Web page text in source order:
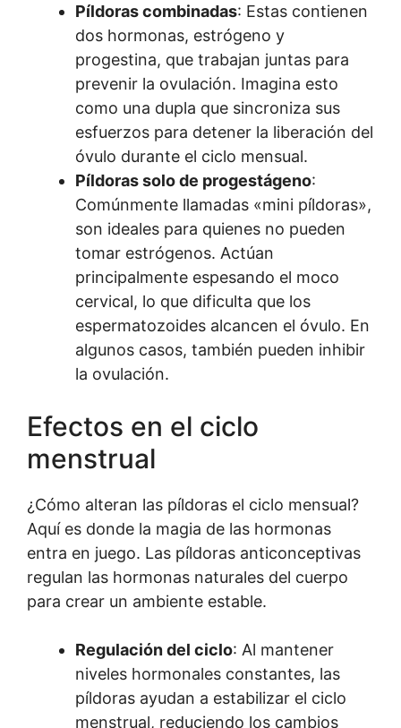
Píldoras combinadas: Estas contienen
dos hormonas, estrógeno y
progestina, que trabajan juntas para
prevenir la ovulación. Imagina esto
como una dupla que sincroniza sus
esfuerzos para detener la liberación del
óvulo durante el ciclo mensual.
Píldoras solo de progestágeno:
Comúnmente llamadas «mini píldoras»,
son ideales para quienes no pueden
tomar estrógenos. Actúan
principalmente espesando el moco
cervical, lo que dificulta que los
espermatozoides alcancen el óvulo. En
algunos casos, también pueden inhibir
la ovulación.
Efectos en el ciclo
menstrual
¿Cómo alteran las píldoras el ciclo mensual?
Aquí es donde la magia de las hormonas
entra en juego. Las píldoras anticonceptivas
regulan las hormonas naturales del cuerpo
para crear un ambiente estable.
Regulación del ciclo: Al mantener
niveles hormonales constantes, las
píldoras ayudan a estabilizar el ciclo
menstrual, reduciendo los cambios